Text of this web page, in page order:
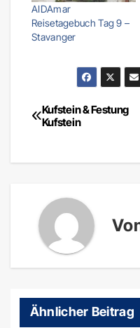
AIDAmar
Reisetagebuch Tag 9 –
Stavanger
Kufstein & Festung
Kufstein
Ähnlicher Beitrag